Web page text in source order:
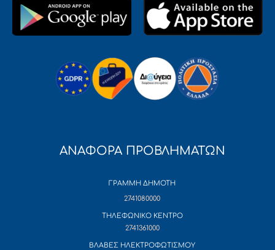
ΑΝΑΦΟΡΑ ΠΡΟΒΛΗΜΑΤΩΝ
ΓΡΑΜΜΗ ΔΗΜΟΤΗ
2741080000
ΤΗΛΕΦΩΝΙΚΟ ΚΕΝΤΡΟ
2741361000
ΒΛΑΒΕΣ ΗΛΕΚΤΡΟΦΩΤΙΣΜΟΥ